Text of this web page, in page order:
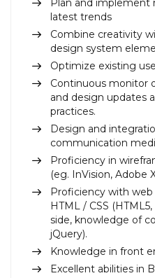
Plan and implement
latest trends
Combine creativity
design system
Optimize existing
Continuous monitor
and design updates
practices.
Design and
communication
Proficiency in
(eg. InVision, Adobe
Proficiency with
HTML / CSS
side, knowledge of
jQuery).
Knowledge in front
Excellent abilities in